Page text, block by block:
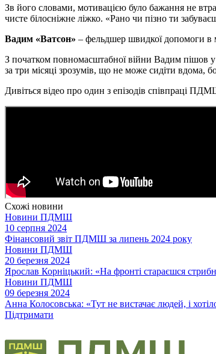
Зв його словами, мотивацією було бажання не
чисте білосніжне ліжко. «Рано чи пізно ти
Вадим «Ватсон» – фельдшер швидкої допомоги в
З початком повномасштабної війни Вадим пішов у
за три місяці зрозумів, що не може сидіти вдома,
Дивіться відео про один з епізодів співпраці
Схожі новини
Новини ПДМШ
10 серпня 2024
Фінансовий звіт ПДМШ за липень 2024 року
Новини ПДМШ
20 березня 2024
Ярослав Корніцький: «На фронті стараєшся
Новини ПДМШ
09 березня 2024
Анна Колосовська: «Тут не вистачає людей, і
Підтримати